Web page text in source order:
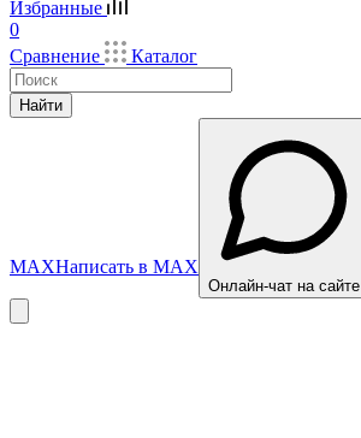
Избранные
0
Сравнение
Каталог
Найти
MAXНаписать в MAX
Онлайн-чат на сайте